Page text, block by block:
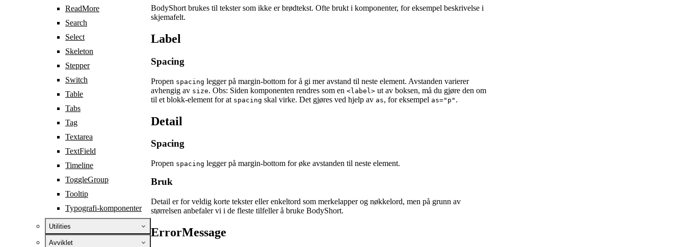
ReadMore
Search
Select
Skeleton
Stepper
Switch
Table
Tabs
Tag
Textarea
TextField
Timeline
ToggleGroup
Tooltip
Typografi-komponenter
Utilities
Avviklet
BodyShort brukes til tekster som ikke er brødtekst. Ofte brukt i komponenter, for eksempel beskrivelse i
skjemafelt.
Label
Spacing
Propen spacing legger på margin-bottom for å gi mer avstand til neste element. Avstanden varierer
avhengig av size. Obs: Siden komponenten rendres som en <label> ut av boksen, må du gjøre den om
til et blokk-element for at spacing skal virke. Det gjøres ved hjelp av as, for eksempel as="p" .
Detail
Spacing
Propen spacing legger på margin-bottom for øke avstanden til neste element.
Bruk
Detail er for veldig korte tekster eller enkeltord som merkelapper og nøkkelord, men på grunn av
størrelsen anbefaler vi i de fleste tilfeller å bruke BodyShort.
ErrorMessage